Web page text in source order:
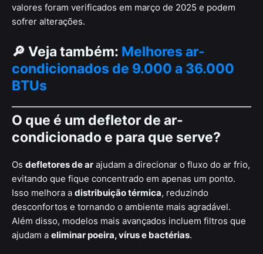
valores foram verificados em março de 2025 e podem
sofrer alterações.
🔎 Veja também: Melhores ar-
condicionados de 9.000 a 36.000
BTUs
O que é um defletor de ar-
condicionado e para que serve?
Os defletores de ar ajudam a direcionar o fluxo do ar frio,
evitando que fique concentrado em apenas um ponto.
Isso melhora a distribuição térmica, reduzindo
desconfortos e tornando o ambiente mais agradável.
Além disso, modelos mais avançados incluem filtros que
ajudam a eliminar poeira, vírus e bactérias.